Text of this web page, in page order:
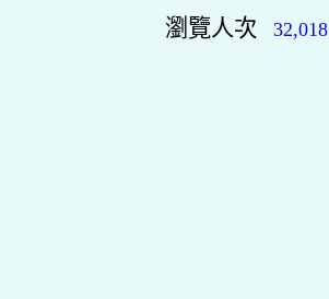
瀏覽人次 32,018